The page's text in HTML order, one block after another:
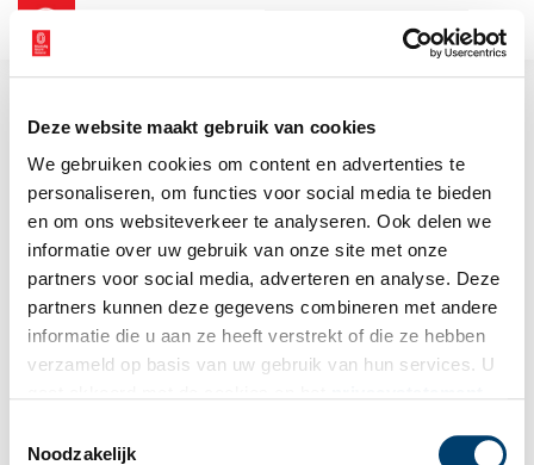
Deze website maakt gebruik van cookies
We gebruiken cookies om content en advertenties te
personaliseren, om functies voor social media te bieden
en om ons websiteverkeer te analyseren. Ook delen we
informatie over uw gebruik van onze site met onze
partners voor social media, adverteren en analyse. Deze
partners kunnen deze gegevens combineren met andere
informatie die u aan ze heeft verstrekt of die ze hebben
verzameld op basis van uw gebruik van hun services. U
Noodzakelijk